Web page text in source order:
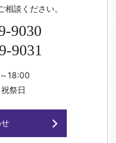
談ください。
9030
9031
18:00
祭日